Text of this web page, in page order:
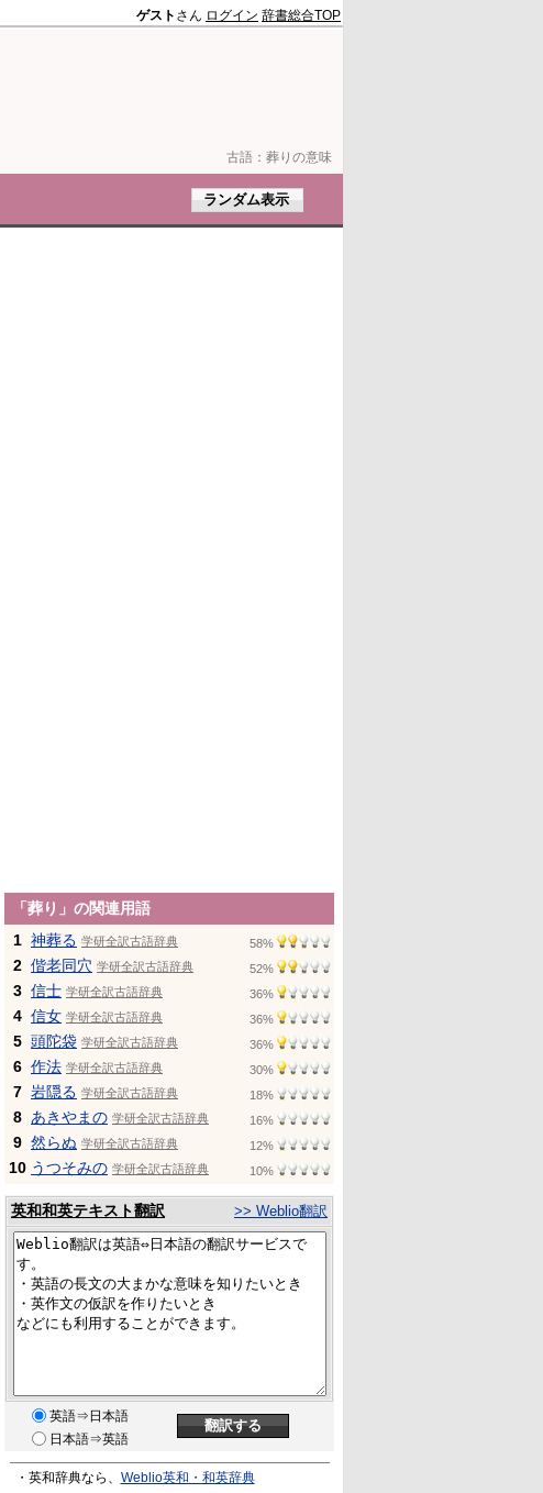
古語： 葬りの意味
ゲスト さん ログイン 辞書総合TOP
「葬り」の関連用語
1 神葬る 学研全訳古語辞典 58%
2 偕老同穴 学研全訳古語辞典 52%
3 信士 学研全訳古語辞典 36%
4 信女 学研全訳古語辞典 36%
5 頭陀袋 学研全訳古語辞典 36%
6 作法 学研全訳古語辞典 30%
7 岩隠る 学研全訳古語辞典 18%
8 あきやまの 学研全訳古語辞典 16%
9 然らぬ 学研全訳古語辞典 12%
10 うつそみの 学研全訳古語辞典 10%
英和和英テキスト翻訳 >> Weblio翻訳
英語⇒日本語
日本語⇒英語
・英和辞典なら、 Weblio英和・和英辞典